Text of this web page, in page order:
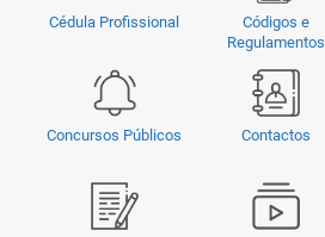
Cédula Profissional
Códigos e
Regulamentos
Concursos Públicos Contactos